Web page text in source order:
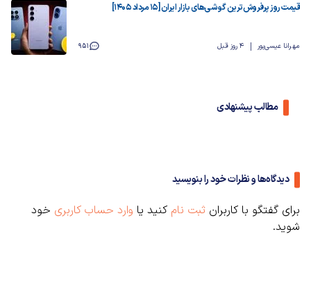
قیمت روز پرفروش‌ترین گوشی‌های بازار ایران [15 مرداد 1405]
مهرانا عیسی‌پور 4 روز قبل 951
مطالب پیشنهادی
دیدگاه‌ها و نظرات خود را بنویسید
برای گفتگو با کاربران ثبت نام کنید یا وارد حساب کاربری خود
شوید.